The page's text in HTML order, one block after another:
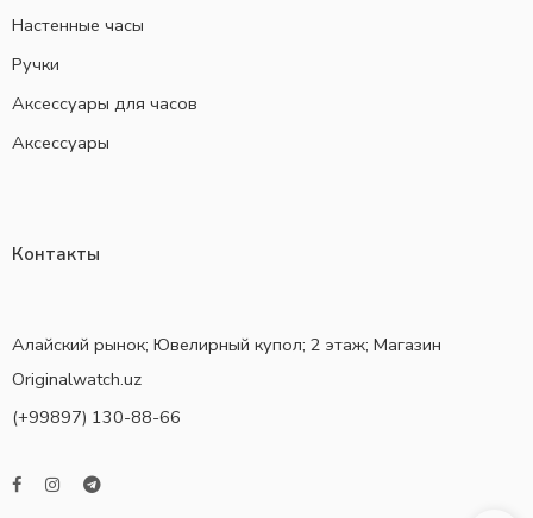
Настенные часы
Ручки
Аксессуары для часов
Аксессуары
Контакты
Алайский рынок; Ювелирный купол; 2 этаж; Магазин
Originalwatch.uz
(+99897) 130-88-66